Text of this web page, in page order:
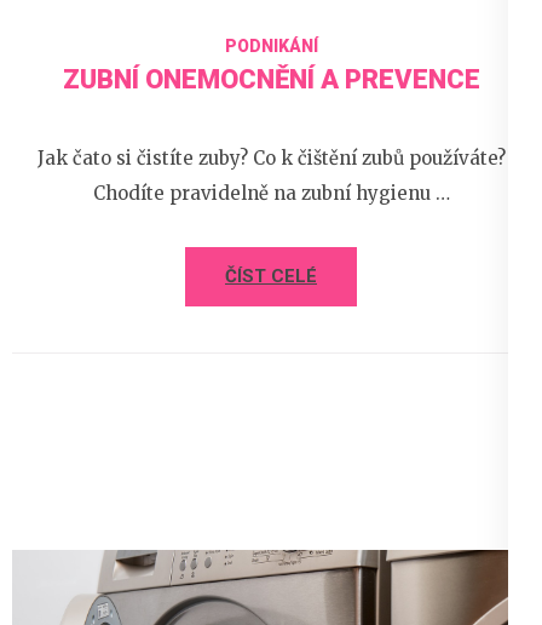
PODNIKÁNÍ
ZUBNÍ ONEMOCNĚNÍ A PREVENCE
Jak čato si čistíte zuby? Co k čištění zubů používáte?
Chodíte pravidelně na zubní hygienu …
ČÍST CELÉ